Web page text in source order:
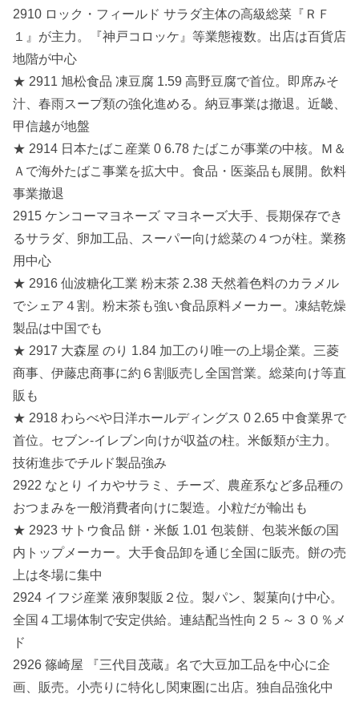
2910 ロック・フィールド サラダ主体の高級総菜『ＲＦ
１』が主力。『神戸コロッケ』等業態複数。出店は百貨店
地階が中心
★ 2911 旭松食品 凍豆腐 1.59 高野豆腐で首位。即席みそ
汁、春雨スープ類の強化進める。納豆事業は撤退。近畿、
甲信越が地盤
★ 2914 日本たばこ産業 0 6.78 たばこが事業の中核。Ｍ＆
Ａで海外たばこ事業を拡大中。食品・医薬品も展開。飲料
事業撤退
2915 ケンコーマヨネーズ マヨネーズ大手、長期保存でき
るサラダ、卵加工品、スーパー向け総菜の４つが柱。業務
用中心
★ 2916 仙波糖化工業 粉末茶 2.38 天然着色料のカラメル
でシェア４割。粉末茶も強い食品原料メーカー。凍結乾燥
製品は中国でも
★ 2917 大森屋 のり 1.84 加工のり唯一の上場企業。三菱
商事、伊藤忠商事に約６割販売し全国営業。総菜向け等直
販も
★ 2918 わらべや日洋ホールディングス 0 2.65 中食業界で
首位。セブン‐イレブン向けが収益の柱。米飯類が主力。
技術進歩でチルド製品強み
2922 なとり イカやサラミ、チーズ、農産系など多品種の
おつまみを一般消費者向けに製造。小粒だが輸出も
★ 2923 サトウ食品 餅・米飯 1.01 包装餅、包装米飯の国
内トップメーカー。大手食品卸を通じ全国に販売。餅の売
上は冬場に集中
2924 イフジ産業 液卵製販２位。製パン、製菓向け中心。
全国４工場体制で安定供給。連結配当性向２５～３０％メ
ド
2926 篠崎屋 『三代目茂蔵』名で大豆加工品を中心に企
画、販売。小売りに特化し関東圏に出店。独自品強化中